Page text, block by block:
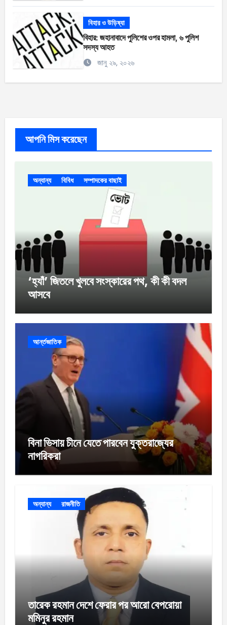
বিহার ও উড়িষ্যা
বিহার: জহানাবাদে পুলিশের ওপর হামলা, ৬ পুলিশ
সদস্য আহত
জানু ২৯, ২০২৬
আপনি মিস করেছেন
অন্যান্য বিবিধ সম্পাদকের বাছাই
‘হ্যাঁ’ জিতলে খুলবে সংস্কারের পথ, কী কী বদল
আসবে
আর্ন্তজাতিক
বিনা ভিসায় চীনে যেতে পারবেন যুক্তরাজ্যের
নাগরিকরা
অন্যান্য রাজনীতি
তারেক রহমান দেশে ফেরার পর আরো বেপরোয়া
মমিনুর রহমান